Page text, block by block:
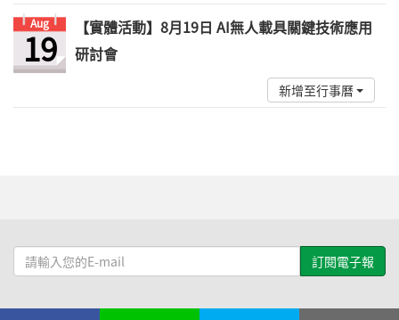
Aug
19
【實體活動】8月19日 AI無人載具關鍵技術應用
研討會
新增至行事曆
請
輸